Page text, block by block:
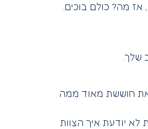
מה? כולם בוכים.
שלך.
חוששת מאוד ממה
יודעת איך הצוות